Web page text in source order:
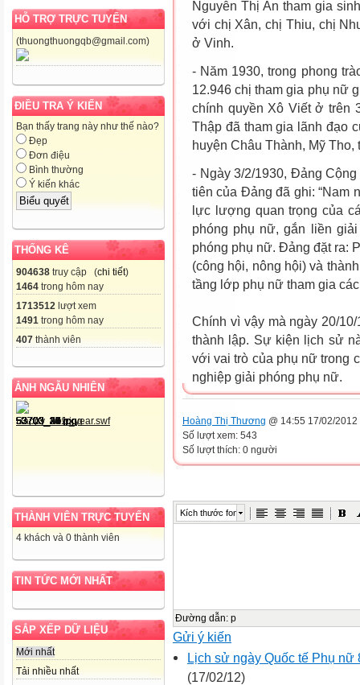
HỖ TRỢ TRỰC TUYẾN
(thuongthuongqb@gmail.com)
ĐIỀU TRA Ý KIẾN
Bạn thấy trang này như thế nào?
Đẹp
Đơn điệu
Bình thường
Ý kiến khác
THỐNG KÊ
904638 truy cập (chi tiết)
1464 trong hôm nay
1713512 lượt xem
1491 trong hôm nay
407 thành viên
ẢNH NGẪU NHIÊN
THÀNH VIÊN TRỰC TUYẾN
4 khách và 0 thành viên
TIN TỨC MỚI NHẤT
SẮP XẾP DỮ LIỆU
Mới nhất
Tải nhiều nhất
Nguyễn Thị An tham gia
với chị Xân, chị Thiu, chị
ở Vinh.
- Năm 1930, trong phong
12.946 chị tham gia phụ nữ
chính quyền Xô Viết ở trên
Thập đã tham gia lãnh đạo
huyện Châu Thành, Mỹ
- Ngày 3/2/1930, Đảng
tiên của Đảng đã ghi: “Nam
lực lượng quan trọng của
phóng phụ nữ, gắn liền
phóng phụ nữ. Đảng đặt ra:
(công hội, nông hội) và
tầng lớp phụ nữ tham gia
Chính vì vậy mà ngày 20/
thành lập. Sự kiện lịch sử
với vai trò của phụ nữ trong
nghiệp giải phóng phụ nữ.
Hoàng Thị Thương @ 14:55 17/02/2012
Số lượt xem: 543
Số lượt thích: 0 người
Kích thước font
Đường dẫn: p
Gửi ý kiến
Lịch sử ngày Quốc tế Phụ
(17/02/12)